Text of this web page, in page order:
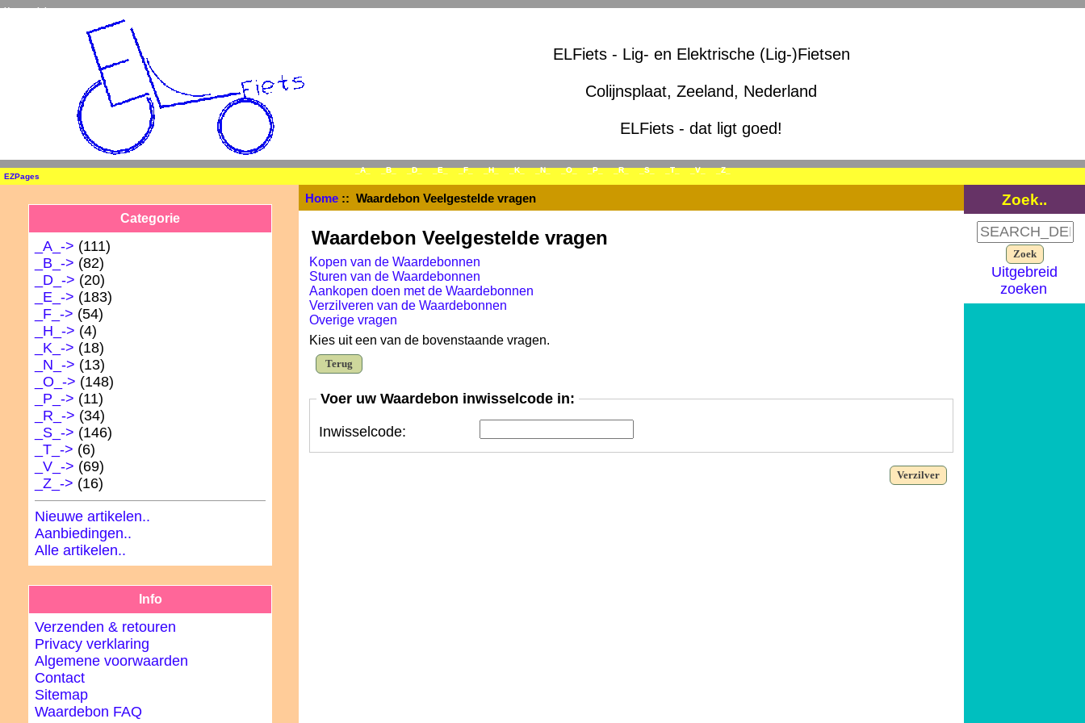
Home Inloggen
ELFiets - Lig- en Elektrische (Lig-)Fietsen
Colijnsplaat, Zeeland, Nederland
ELFiets - dat ligt goed!
_A_ _B_ _D_ _E_ _F_ _H_ _K_ _N_ _O_ _P_ _R_ _S_ _T_ _V_ _Z_
EZPages
Categorie
_A_-> (111)
_B_-> (82)
_D_-> (20)
_E_-> (183)
_F_-> (54)
_H_-> (4)
_K_-> (18)
_N_-> (13)
_O_-> (148)
_P_-> (11)
_R_-> (34)
_S_-> (146)
_T_-> (6)
_V_-> (69)
_Z_-> (16)
Nieuwe artikelen..
Aanbiedingen..
Alle artikelen..
Info
Verzenden & retouren
Privacy verklaring
Algemene voorwaarden
Contact
Sitemap
Waardebon FAQ
Home:: Waardebon Veelgestelde vragen
Waardebon Veelgestelde vragen
Kopen van de Waardebonnen
Sturen van de Waardebonnen
Aankopen doen met de Waardebonnen
Verzilveren van de Waardebonnen
Overige vragen
Kies uit een van de bovenstaande vragen.
Terug
Voer uw Waardebon inwisselcode in:
Inwisselcode:
Zoek..
Uitgebreid
zoeken